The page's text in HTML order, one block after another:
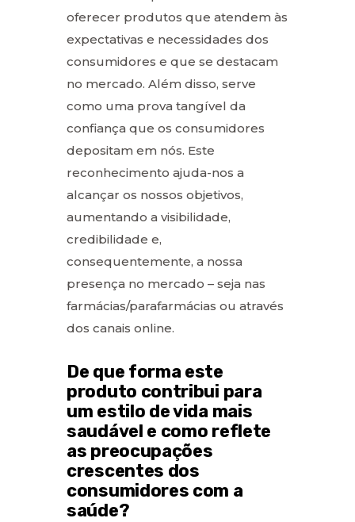
oferecer produtos que atendem às
expectativas e necessidades dos
consumidores e que se destacam
no mercado. Além disso, serve
como uma prova tangível da
confiança que os consumidores
depositam em nós. Este
reconhecimento ajuda-nos a
alcançar os nossos objetivos,
aumentando a visibilidade,
credibilidade e,
consequentemente, a nossa
presença no mercado – seja nas
farmácias/parafarmácias ou através
dos canais online.
De que forma este
produto contribui para
um estilo de vida mais
saudável e como reflete
as preocupações
crescentes dos
consumidores com a
saúde?